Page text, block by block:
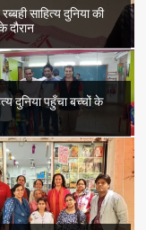
साहित्य दुनिया की
दौरान
दुनिया पहुँचा बच्चों के